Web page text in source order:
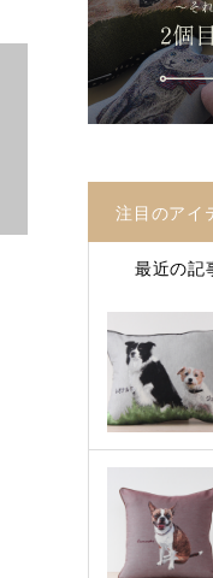
注目のアイ
最近の記